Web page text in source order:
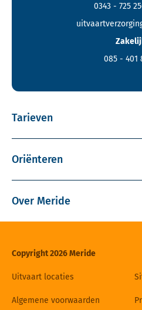
0343 - 725
085 - 401
Tarieven
Oriënteren
Over Meride
Copyright 2026 Meride
Uitvaart locaties
Algemene voorwaarden